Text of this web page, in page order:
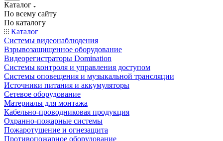
Каталог
По всему сайту
По каталогу
Каталог
Системы видеонаблюдения
Взрывозащищенное оборудование
Видеорегистраторы Domination
Системы контроля и управления доступом
Системы оповещения и музыкальной трансляции
Источники питания и аккумуляторы
Сетевое оборудование
Материалы для монтажа
Кабельно-проводниковая продукция
Охранно-пожарные системы
Пожаротушение и огнезащита
Противопожарное оборудование